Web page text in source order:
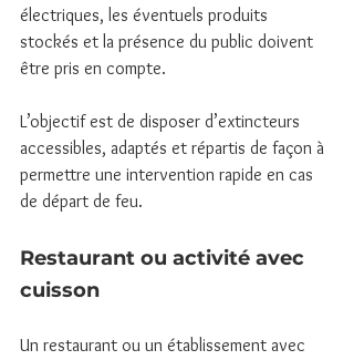
électriques, les éventuels produits
stockés et la présence du public doivent
être pris en compte.
L’objectif est de disposer d’extincteurs
accessibles, adaptés et répartis de façon à
permettre une intervention rapide en cas
de départ de feu.
Restaurant ou activité avec
cuisson
Un restaurant ou un établissement avec